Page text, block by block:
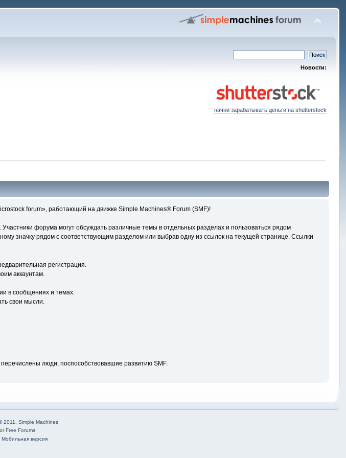
Новости:
начни зарабатывать деньги на shutterstock
forum», работающий на движке Simple Machines® Forum (SMF)!
форума могут обсуждать различные темы в отдельных разделах и пользоваться рядом
значку рядом с соответствующим разделом или выбрав одну из ссылок на текущей странице. Ссылки
регистрация.
аккаунтам.
в сообщениях и темах.
свои мысли.
перечислены люди, поспособствовавшие развитию SMF.
2011,Simple Machines
Free Forums
Мобильная версия